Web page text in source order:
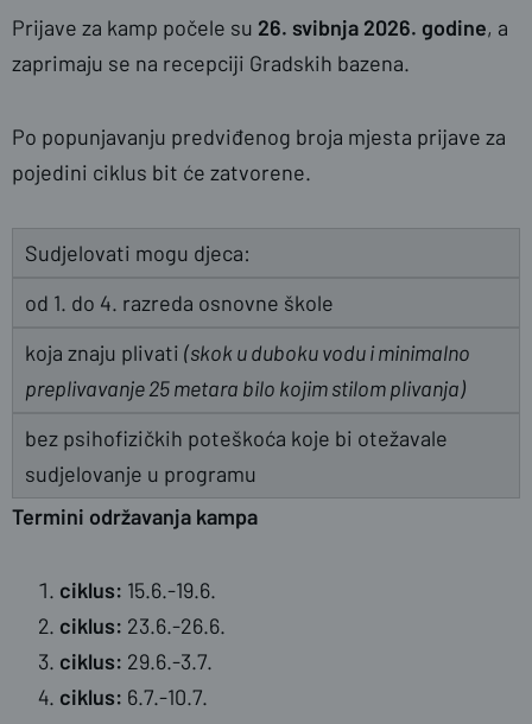
Prijave za kamp počele su 26. svibnja 2026. godine, a
zaprimaju se na recepciji Gradskih bazena.
Po popunjavanju predviđenog broja mjesta prijave za
pojedini ciklus bit će zatvorene.
Sudjelovati mogu djeca:
od 1. do 4. razreda osnovne škole
koja znaju plivati (skok u duboku vodu i minimalno
preplivavanje 25 metara bilo kojim stilom plivanja)
bez psihofizičkih poteškoća koje bi otežavale
sudjelovanje u programu
Termini održavanja kampa
ciklus: 15.6.-19.6.
ciklus: 23.6.-26.6.
ciklus: 29.6.-3.7.
ciklus: 6.7.-10.7.